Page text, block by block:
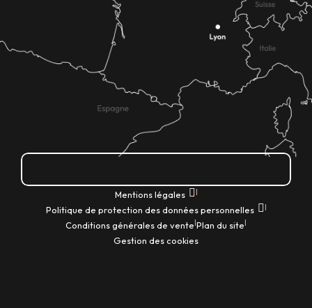
Mentions légales |
Politique de protection des données personnelles |
Conditions générales de vente|Plan du site|
Gestion des cookies